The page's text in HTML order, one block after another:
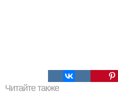
Читайте также